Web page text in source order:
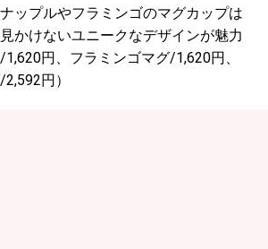
ップルやフラミンゴのマグカップは
かけないユニークなデザインが魅力
円、フラミンゴマグ/1,620円、
円）